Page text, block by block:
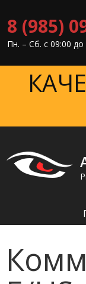
8 (985)
Пн. – Cб. с 09:00 до